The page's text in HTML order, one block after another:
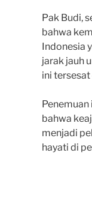
Pak Budi,
bahwa
Indonesia
jarak jauh
ini
bahwa
menjadi
hayati di